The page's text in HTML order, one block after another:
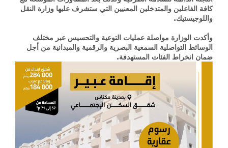
كافة الفاعلين والمتدخلين المعنيين التي ستشرف عليها وزارة النقل
واللوجيستيك.
وأكدت الوزارة مواصلة عمليات التوعية والتحسيس عبر مختلف
الوسائط التواصلية السمعية البصرية والرقمية والميدانية من أجل
ضمان انخراط الفئات المستهدفة.